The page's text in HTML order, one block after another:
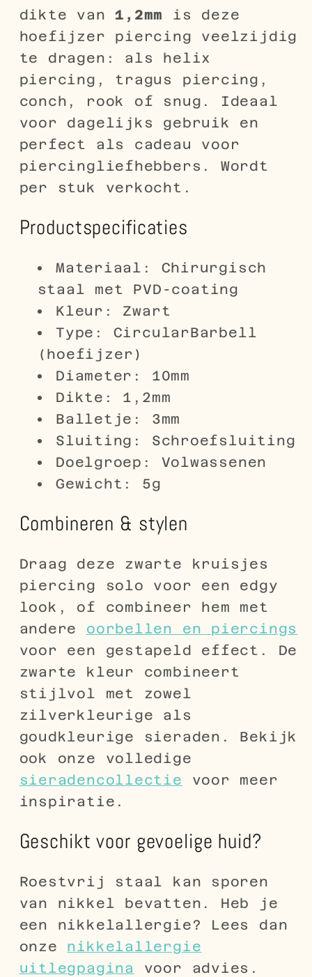
dikte van 1,2mm
is deze
hoefijzer piercing veelzijdig
te dragen: als helix
piercing, tragus piercing,
conch, rook of snug. Ideaal
voor dagelijks gebruik en
perfect als cadeau voor
piercingliefhebbers. Wordt
per stuk verkocht.
Productspecificaties
Materiaal: Chirurgisch
staal met PVD-coating
Kleur: Zwart
Type: CircularBarbell
(hoefijzer)
Diameter: 10mm
Dikte: 1,2mm
Balletje: 3mm
Sluiting: Schroefsluiting
Doelgroep: Volwassenen
Gewicht: 5g
Combineren & stylen
Draag deze zwarte kruisjes
piercing solo voor een edgy
look, of combineer hem met
andere oorbellen en piercings
voor een gestapeld effect. De
zwarte kleur combineert
stijlvol met zowel
zilverkleurige als
goudkleurige sieraden. Bekijk
ook onze volledige
sieradencollectie voor meer
inspiratie.
Geschikt voor gevoelige huid?
Roestvrij staal kan sporen
van nikkel bevatten. Heb je
een nikkelallergie? Lees dan
onze nikkelallergie
uitlegpagina
voor advies.